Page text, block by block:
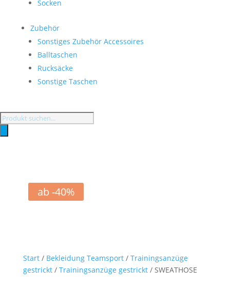
Socken
Zubehör
Sonstiges Zubehör Accessoires
Balltaschen
Rucksäcke
Sonstige Taschen
Products
ab -40%
Start/ Bekleidung Teamsport/ Trainingsanzüge
gestrickt/ Trainingsanzüge gestrickt/ SWEATHOSE